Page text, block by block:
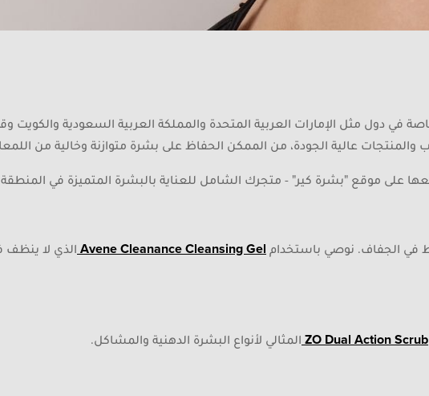
في دول مثل الإمارات العربية المتحدة والمملكة العربية السعودية والكويت
والمنتجات عالية الجودة، من الممكن الحفاظ على بشرة متوازنة وخالية من
على موقع "بشرة كير" - متجرك الشامل للعناية بالبشرة المتميزة في
في الجفاف. نوصي باستخدام Avene Cleanance Cleansing Gel الذي لا
ZO Dual Action Scrub المثالي لأنواع البشرة الدهنية والمشاكل.